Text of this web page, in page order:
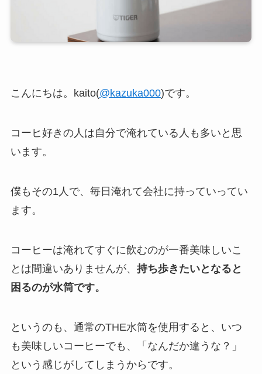
こんにちは。kaito(@kazuka000)です。
コーヒ好きの人は自分で淹れている人も多いと思
います。
僕もその1人で、毎日淹れて会社に持っていってい
ます。
コーヒーは淹れてすぐに飲むのが一番美味しいこ
とは間違いありませんが、 持ち歩きたいとなると
困るのが水筒です。
というのも、通常のTHE水筒を使用すると、いつ
も美味しいコーヒーでも、「なんだか違うな？」
という感じがしてしまうからです。